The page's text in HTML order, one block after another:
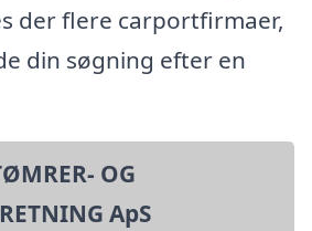
der flere carportfirmaer,
din søgning efter en
OG
ApS